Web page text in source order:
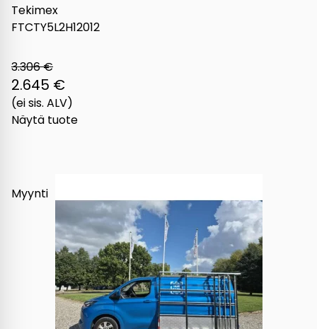
Tekimex
FTCTY5L2H12012
3.306 €
2.645 €
(ei sis. ALV)
Näytä tuote
Myynti